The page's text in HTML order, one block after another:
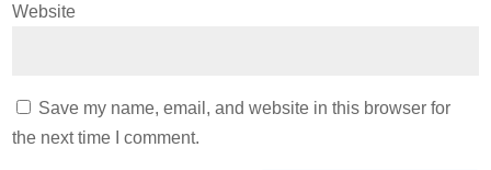
Website
Save my name, email, and website in this browser for
the next time I comment.